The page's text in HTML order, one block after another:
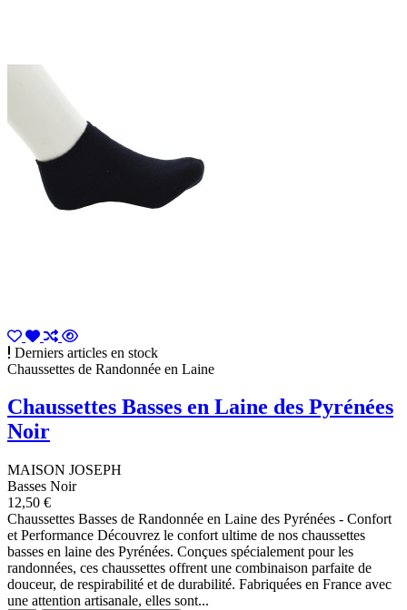
Derniers articles en stock
Chaussettes de Randonnée en Laine
Chaussettes Basses en Laine des Pyrénées
Noir
MAISON JOSEPH
Basses Noir
12,50 €
Chaussettes Basses de Randonnée en Laine des Pyrénées - Confort
et Performance Découvrez le confort ultime de nos chaussettes
basses en laine des Pyrénées. Conçues spécialement pour les
randonnées, ces chaussettes offrent une combinaison parfaite de
douceur, de respirabilité et de durabilité. Fabriquées en France avec
une attention artisanale, elles sont...